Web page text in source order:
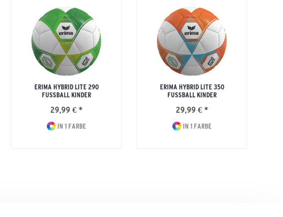
ERIMA HYBRID LITE 290
FUSSBALL KINDER
29,99 € *
IN 1 FARBE
ERIMA HYBRID LITE 350
FUSSBALL KINDER
29,99 € *
IN 1 FARBE